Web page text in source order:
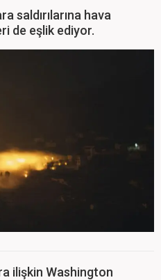
saldırılarına hava
de eşlik ediyor.
ilişkin Washington